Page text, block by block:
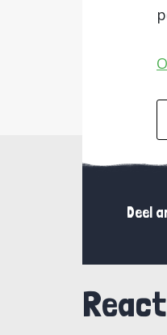
Deel